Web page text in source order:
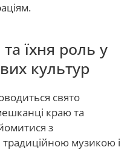
та їхня роль у
культур
свято
краю та
з
музикою і